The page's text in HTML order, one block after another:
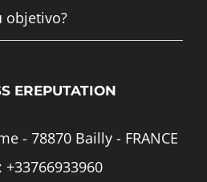
objetivo?
EREPUTATION
- 78870 Bailly - FRANCE
+33766933960